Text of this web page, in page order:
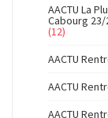
AACTU La
Cabourg
(12)
AACTU
AACTU
AACTU